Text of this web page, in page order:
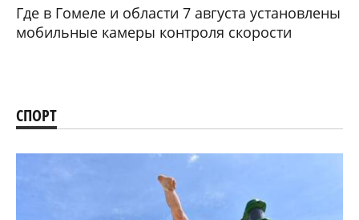
Где в Гомеле и области 7 августа установлены
мобильные камеры контроля скорости
СПОРТ